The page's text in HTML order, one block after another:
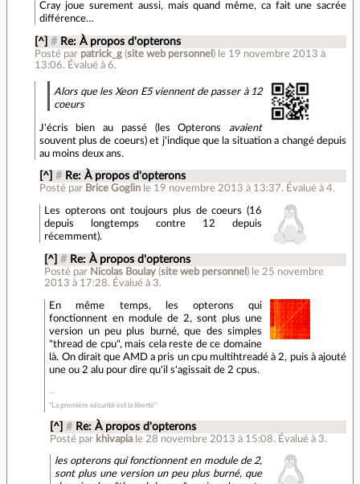
Cray joue surement aussi, mais quand même, ca fait une sacrée
différence…
[^] # Re: À propos d'opterons
Posté par patrick_g(site web personnel ) le 19 novembre 2013 à
13:06. Évalué à 6.
Alors que les Xeon E5 viennent de passer à 12
coeurs
J'écris bien au passé (les Opterons avaient
souvent plus de coeurs) et j'indique que la situation a changé depuis
au moins deux ans.
[^] # Re: À propos d'opterons
Posté par Brice Goglin le 19 novembre 2013 à 13:37. Évalué à 4.
Les opterons ont toujours plus de coeurs (16
depuis longtemps contre 12 depuis
récemment).
[^] # Re: À propos d'opterons
Posté par Nicolas Boulay (site web personnel ) le 25 novembre
2013 à 17:28. Évalué à 3.
En même temps, les opterons qui
fonctionnent en module de 2, sont plus une
version un peu plus burné, que des simples
"thread de cpu", mais cela reste de ce domaine
là. On dirait que AMD a pris un cpu multihtreadé à 2, puis à ajouté
une ou 2 alu pour dire qu'il s'agissait de 2 cpus.
"La première sécurité est la liberté"
[^] # Re: À propos d'opterons
Posté par khivapia le 28 novembre 2013 à 15:08. Évalué à 3.
les opterons qui fonctionnent en module de 2,
sont plus une version un peu plus burné, que